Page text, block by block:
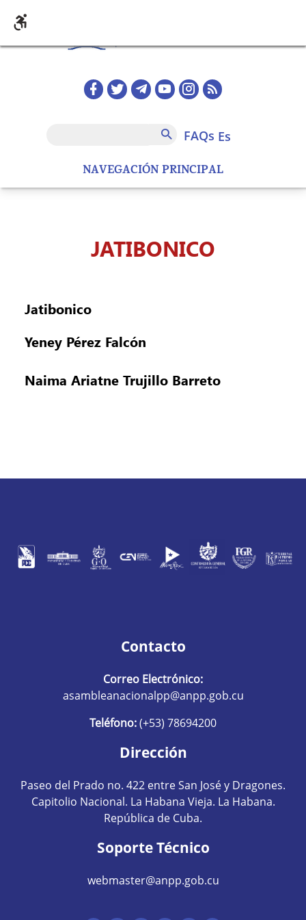
NAVEGACIÓN PRINCIPAL
Redes sociales home
FAQs
FAQs es
JATIBONICO
Jatibonico
Yeney Pérez Falcón
Naima Ariatne Trujillo Barreto
Contacto
Correo Electrónico:
asambleanacionalpp@anpp.gob.cu
Teléfono:(+53) 78694200
Dirección
Paseo del Prado no. 422 entre San José y Dragones.
Capitolio Nacional. La Habana Vieja. La Habana.
República de Cuba.
Soporte Técnico
webmaster@anpp.gob.cu
Redes sociales